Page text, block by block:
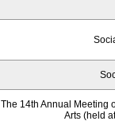
The 14th Annual Meeting
Arts (held